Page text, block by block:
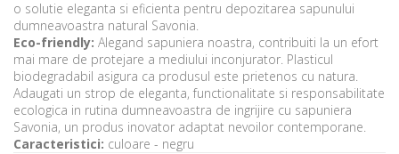
o solutie eleganta si eficienta pentru depozitarea sapunului
dumneavoastra natural Savonia.
Eco-friendly: Alegand sapuniera noastra, contribuiti la un efort
mai mare de protejare a mediului inconjurator. Plasticul
biodegradabil asigura ca produsul este prietenos cu natura.
Adaugati un strop de eleganta, functionalitate si responsabilitate
ecologica in rutina dumneavoastra de ingrijire cu sapuniera
Savonia, un produs inovator adaptat nevoilor contemporane.
Caracteristici: culoare - negru